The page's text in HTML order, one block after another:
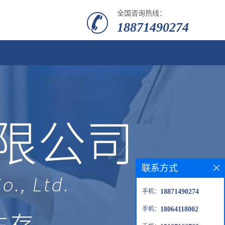
全国咨询热线：
18871490274
联系方式
手机： 18871490274
手机： 18064118002